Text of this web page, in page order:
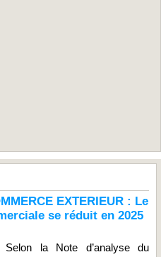
EXTERIEUR : Le
se réduit en 2025
la Note d’analyse du